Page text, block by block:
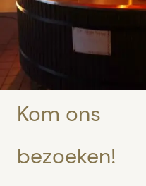
Kom ons
bezoeken!